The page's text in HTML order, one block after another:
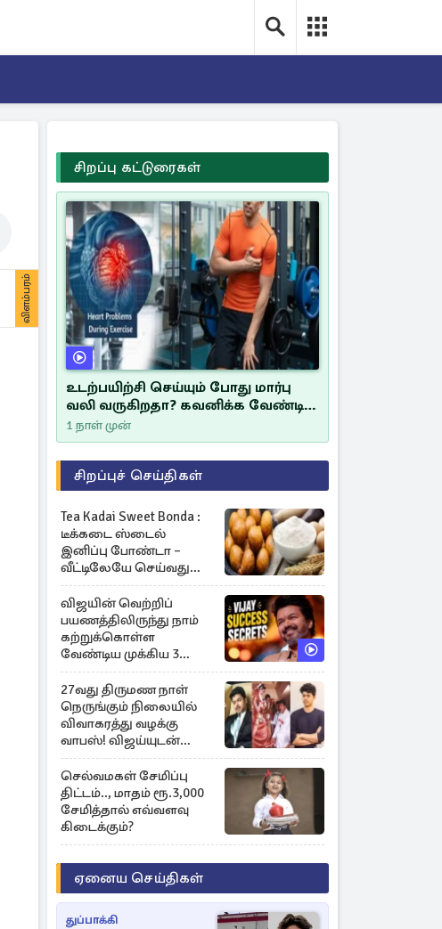
விளம்பரம்
சிறப்பு கட்டுரைகள்
உடற்பயிற்சி செய்யும் போது மார்பு
வலி வருகிறதா? கவனிக்க வேண்டிய
எச்சரிக்கை அறிகுறிகள்
1 நாள் முன்
சிறப்புச் செய்திகள்
Tea Kadai Sweet Bonda :
டீக்கடை ஸ்டைல்
இனிப்பு போண்டா –
வீட்டிலேயே செய்வது
எப்படி?
விஜயின் வெற்றிப்
பயணத்திலிருந்து நாம்
கற்றுக்கொள்ள
வேண்டிய முக்கிய 3
விடயங்கள்!
27வது திருமண நாள்
நெருங்கும் நிலையில்
விவாகரத்து வழக்கு
வாபஸ்! விஜய்யுடன்
மீண்டும் இணைவாரா?
செல்வமகள் சேமிப்பு
திட்டம்.., மாதம் ரூ.3,000
சேமித்தால் எவ்வளவு
கிடைக்கும்?
ஏனைய செய்திகள்
துப்பாக்கி